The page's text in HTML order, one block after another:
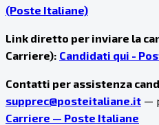
(Poste Italiane)
Link diretto per inviare la
Carriere): Candidati qui -
Contatti per assistenza
supprec@posteitaliane.it —
Carriere — Poste Italiane